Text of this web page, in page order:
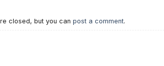
closed, but you can post a comment.